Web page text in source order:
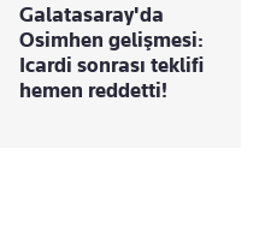
Galatasaray'da
Osimhen gelişmesi:
Icardi sonrası teklifi
hemen reddetti!